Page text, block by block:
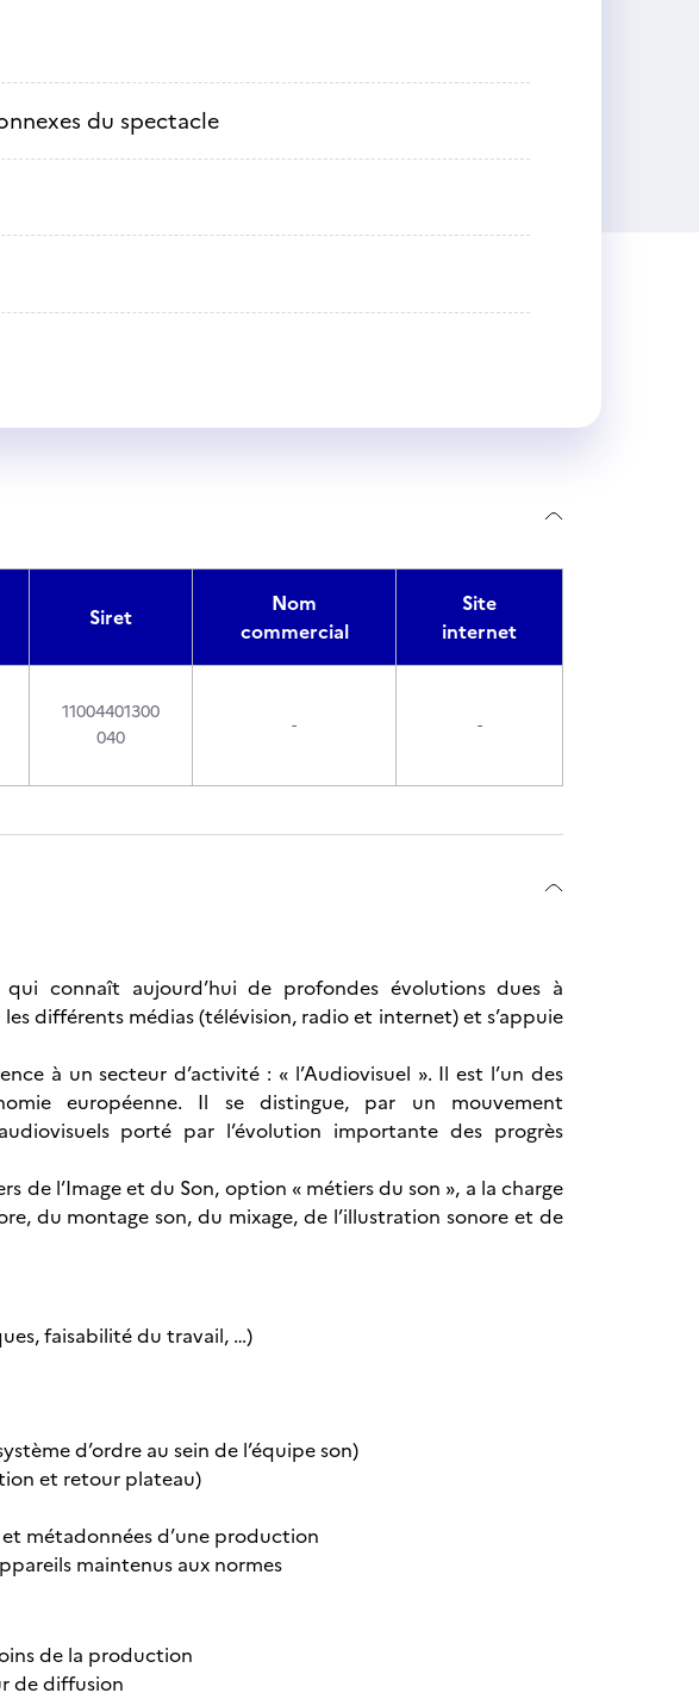
du spectacle
Siret
Nom
commercial
Site
internet
11004401300
040
- -
connaît aujourd’hui de profondes évolutions dues à
différents médias (télévision, radio et internet) et s’appuie
à un secteur d’activité : « l’Audiovisuel ». Il est l’un des
européenne. Il se distingue, par un mouvement
porté par l’évolution importante des progrès
de l’Image et du Son, option « métiers du son », a la charge
du montage son, du mixage, de l’illustration sonore et de
faisabilité du travail, …)
d’ordre au sein de l’équipe son)
et retour plateau)
et métadonnées d’une production
maintenus aux normes
de la production
de diffusion